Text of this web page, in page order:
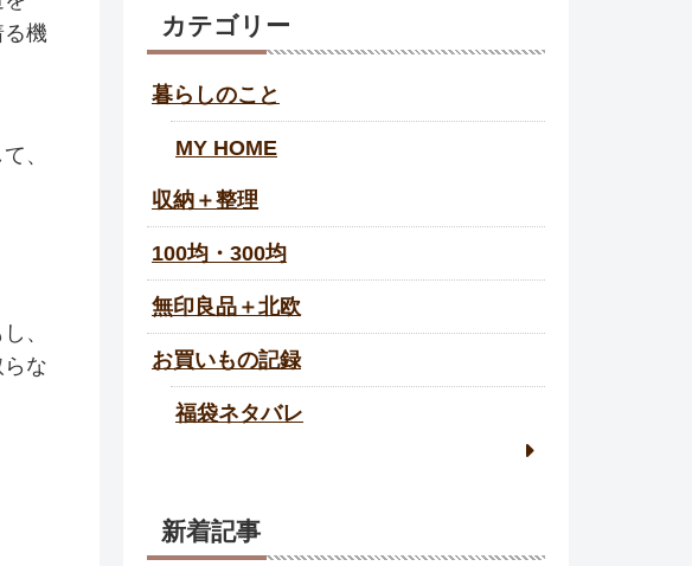
る機
、
、
な
カテゴリー
暮らしのこと
MY HOME
収納＋整理
100均・300均
無印良品＋北欧
お買いもの記録
福袋ネタバレ
新着記事